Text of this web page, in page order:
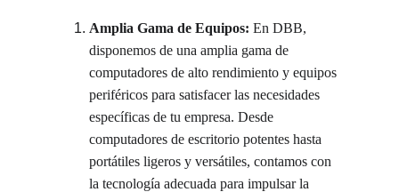
Amplia Gama de Equipos: En DBB,
disponemos de una amplia gama de
computadores de alto rendimiento y equipos
periféricos para satisfacer las necesidades
específicas de tu empresa. Desde
computadores de escritorio potentes hasta
portátiles ligeros y versátiles, contamos con
la tecnología adecuada para impulsar la